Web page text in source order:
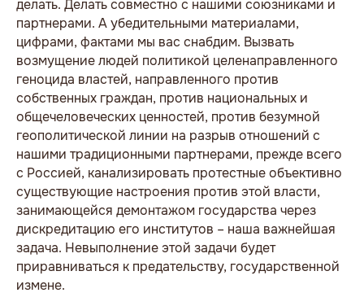
делать. Делать совместно с нашими союзниками и
партнерами. А убедительными материалами,
цифрами, фактами мы вас снабдим. Вызвать
возмущение людей политикой целенаправленного
геноцида властей, направленного против
собственных граждан, против национальных и
общечеловеческих ценностей, против безумной
геополитической линии на разрыв отношений с
нашими традиционными партнерами, прежде всего
с Россией, канализировать протестные объективно
существующие настроения против этой власти,
занимающейся демонтажом государства через
дискредитацию его институтов – наша важнейшая
задача. Невыполнение этой задачи будет
приравниваться к предательству, государственной
измене.